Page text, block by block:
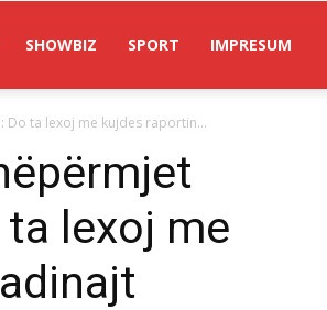
SHOWBIZ SPORT IMPRESUM
ta lexoj me kujdes raportin...
lexoj me